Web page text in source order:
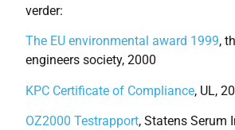
verder:
The EU environmental award 1999,
engineers society, 2000
KPC Certificate of Compliance, UL,
OZ2000 Testrapport, Statens Serum